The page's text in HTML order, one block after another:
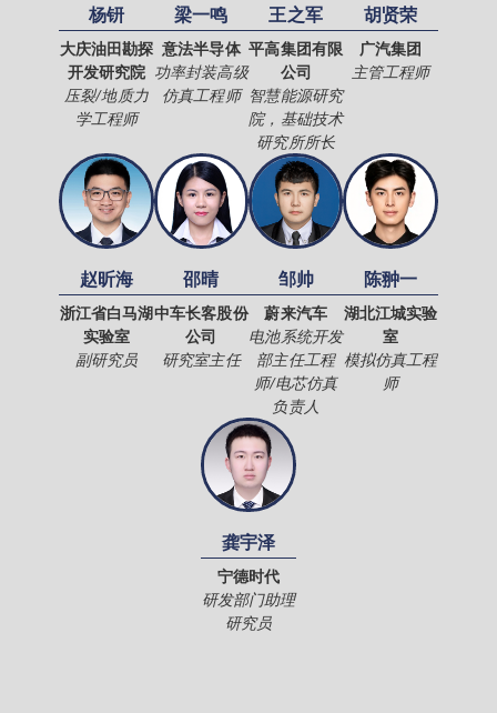
杨钘
大庆油田勘探
开发研究院
压裂/地质力
学工程师
王之军
平高集团有限
公司
智慧能源研究
院，基础技术
研究所所长
梁一鸣
意法半导体
功率封装高级
仿真工程师
邵晴
中车长客股份
公司
研究室主任
赵昕海
浙江省白马湖
实验室
副研究员
邹帅
蔚来汽车
电池系统开发
部主任工程
师/电芯仿真
负责人
胡贤荣
广汽集团
主管工程师
龚宇泽
宁德时代
研发部门助理
研究员
陈翀一
湖北江城实验
室
模拟仿真工程
师